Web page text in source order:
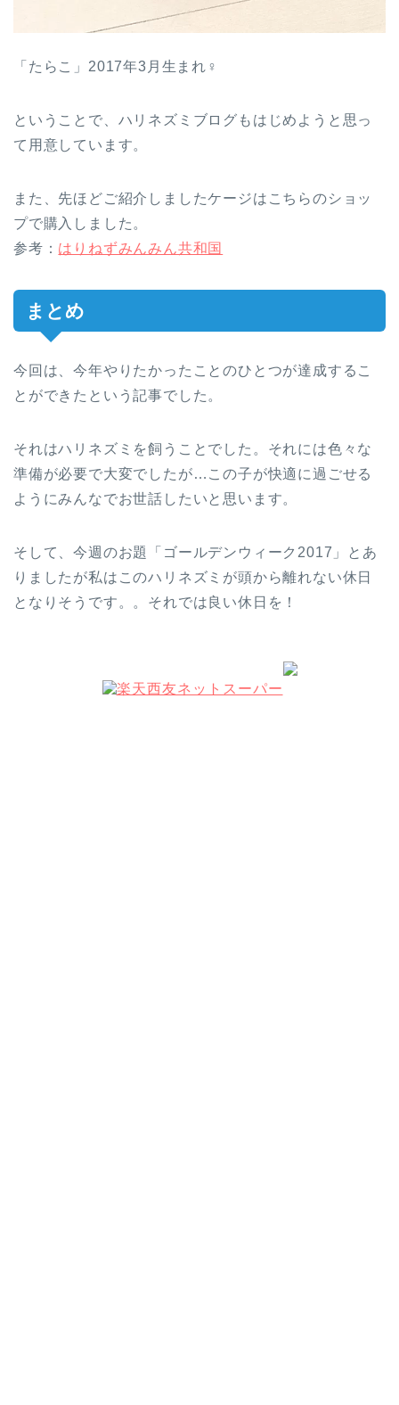
「たらこ」2017年3月生まれ♀
ということで、ハリネズミブログもはじめようと思っ
て用意しています。
また、先ほどご紹介しましたケージはこちらのショッ
プで購入しました。
参考： はりねずみんみん共和国
まとめ
今回は、今年やりたかったことのひとつが達成するこ
とができたという記事でした。
それはハリネズミを飼うことでした。それには色々な
準備が必要で大変でしたが…この子が快適に過ごせる
ようにみんなでお世話したいと思います。
そして、今週のお題「ゴールデンウィーク2017」とあ
りましたが私はこのハリネズミが頭から離れない休日
となりそうです。。それでは良い休日を！